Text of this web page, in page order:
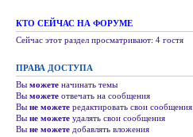
КТО СЕЙЧАС НА ФОРУМЕ
Сейчас этот раздел просматривают: 4 гостя
ПРАВА ДОСТУПА
Вы можете начинать темы
Вы можете отвечать на сообщения
Вы не можете редактировать свои сообщения
Вы не можете удалять свои сообщения
Вы не можете добавлять вложения